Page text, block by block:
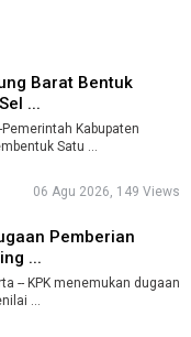
Barat Bentuk
...
Pemerintah Kabupaten
Satu ...
06 Agu 2026, 149 Views
Pemberian
...
-- KPK menemukan dugaan
pemberian uang senilai ...